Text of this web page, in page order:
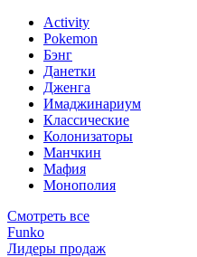
Activity
Pokemon
Бэнг
Данетки
Дженга
Имаджинариум
Классические
Колонизаторы
Манчкин
Мафия
Монополия
Смотреть все
Funko
Лидеры продаж